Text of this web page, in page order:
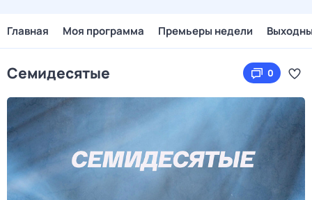
Главная Моя программа Премьеры недели
Семидесятые 0